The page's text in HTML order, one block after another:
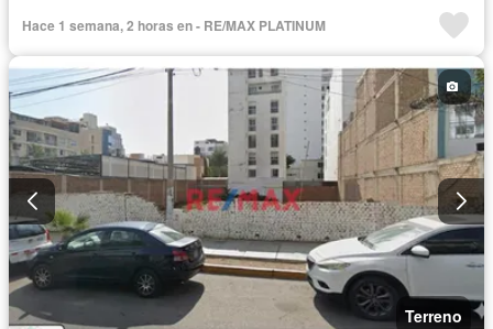
Hace 1 semana, 2 horas en - RE/MAX PLATINUM
Terreno